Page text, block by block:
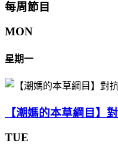
每周節目
MON
星期一
【潮媽的本草綱目】
TUE